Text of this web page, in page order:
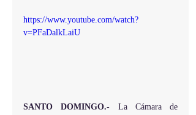
https://www.youtube.com/watch?
v=PFaDalkLaiU
SANTO DOMINGO.- La Cámara de